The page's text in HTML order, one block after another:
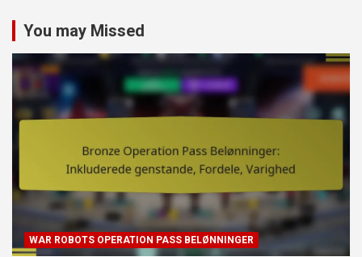
You may Missed
WAR ROBOTS OPERATION PASS BELØNNINGER